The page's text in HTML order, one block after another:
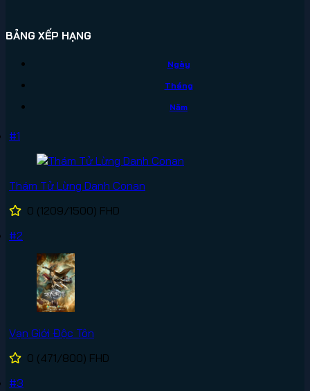
BẢNG XẾP HẠNG
Ngày
Tháng
Năm
#1
Thám Tử Lừng Danh Conan
0 (1209/1500) FHD
#2
Vạn Giới Độc Tôn
0 (471/800) FHD
#3